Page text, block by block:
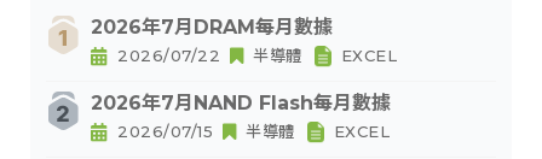
2026年7月DRAM每月數據
2026/07/22 半導體 EXCEL
2026年7月NAND Flash每月數據
2026/07/15 半導體 EXCEL